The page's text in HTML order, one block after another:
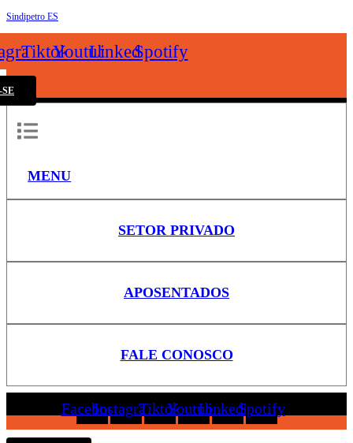
Sindipetro ES
TiktokYoutubeLinkedinSpotify
MENU
SETOR PRIVADO
APOSENTADOS
FALE CONOSCO
FacebookInstagramTiktokYoutubeLinkedinSpotify